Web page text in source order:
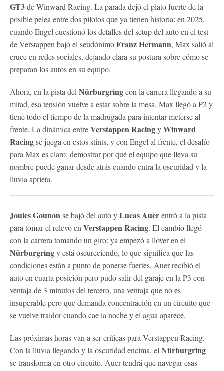
GT3de Winward Racing. La parada dejó el plato fuerte de la
posible pelea entre dos pilotos que ya tienen historia: en 2025,
cuando Engel cuestionó los detalles del setup del auto en el test
de Verstappen bajo el seudónimoFranz Hermann, Max salió al
cruce en redes sociales, dejando clara su postura sobre cómo se
preparan los autos en su equipo.
Ahora, en la pista del Nürburgringcon la carrera llegando a su
mitad, esa tensión vuelve a estar sobre la mesa. Max llegó a P2 y
tiene todo el tiempo de la madrugada para intentar meterse al
frente. La dinámica entreVerstappenRacingyWinward
Racingse juega en estos stints, y con Engel al frente, el desafío
para Max es claro: demostrar por qué el equipo que lleva su
nombre puede ganar desde atrás cuando entra la oscuridad y la
lluvia aprieta.
Joules Gounonse bajó del auto yLucas Auerentró a la pista
para tomar el relevo en Verstappen Racing. El cambio llegó
con la carrera tomando un giro: ya empezó a llover en el
Nürburgringy está oscureciendo, lo que significa que las
condiciones están a punto de ponerse fuertes. Auer recibió el
auto en cuarta posición pero pudo salir del garaje en la P3 con
ventaja de 3 minutos del tercero, una ventaja que no es
insuperable pero que demanda concentración en un circuito que
se vuelve traidor cuando cae la noche y el agua aparece.
Las próximas horas van a ser críticas para Verstappen Racing.
Con la lluvia llegando y la oscuridad encima, el Nürburgring
se transforma en otro circuito. Auer tendrá que navegar esas